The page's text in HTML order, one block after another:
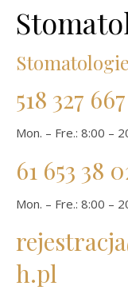
518 327 667
Mon. – Fre.: 8:00 –
61 653 38
Mon. – Fre.: 8:00 –
h.pl